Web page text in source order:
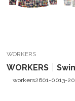
WORKERS
WORKERS｜
workers2601-0013-20